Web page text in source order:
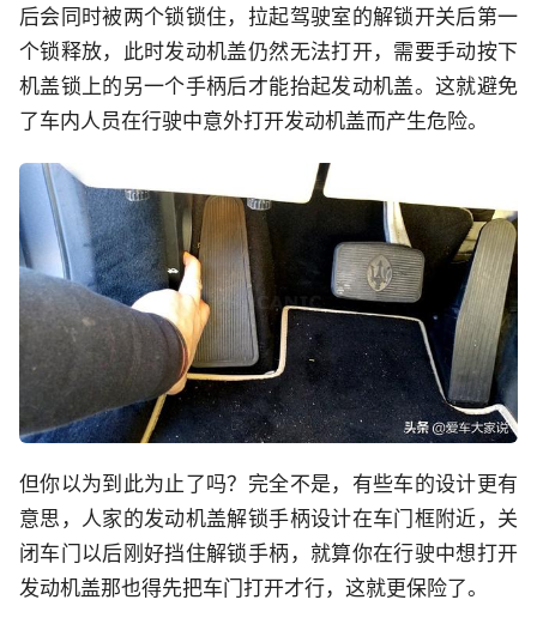
后会同时被两个锁锁住，拉起驾驶室的解锁开关后第一
个锁释放，此时发动机盖仍然无法打开，需要手动按下
机盖锁上的另一个手柄后才能抬起发动机盖。这就避免
了车内人员在行驶中意外打开发动机盖而产生危险。
但你以为到此为止了吗？完全不是，有些车的设计更有
意思，人家的发动机盖解锁手柄设计在车门框附近，关
闭车门以后刚好挡住解锁手柄，就算你在行驶中想打开
发动机盖那也得先把车门打开才行，这就更保险了。